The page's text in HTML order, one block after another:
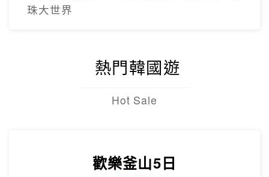
北越雙龍灣、峴港巴拿山、順化、古芝地
早去晚回~5星北越下龍灣豪華五
日